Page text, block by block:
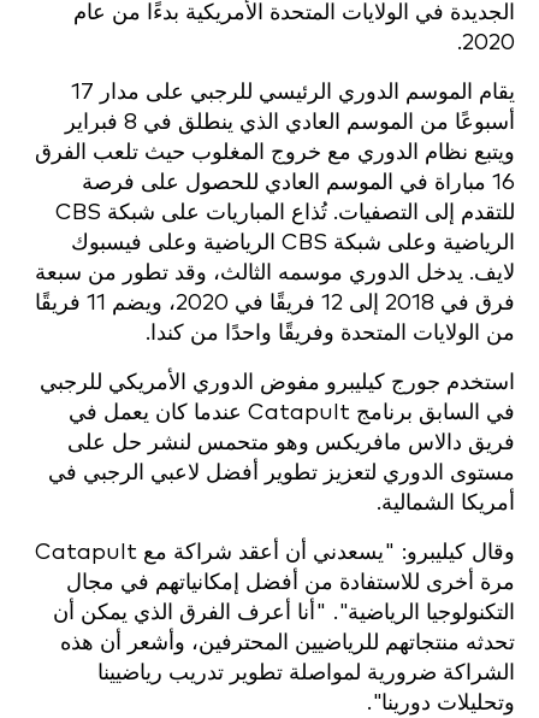
الجديدة في الولايات المتحدة الأمريكية بدءًا من عام
2020.
يقام الموسم الدوري الرئيسي للرجبي على مدار 17
أسبوعًا من الموسم العادي الذي ينطلق في 8 فبراير
ويتبع نظام الدوري مع خروج المغلوب حيث تلعب الفرق
16 مباراة في الموسم العادي للحصول على فرصة
للتقدم إلى التصفيات. تُذاع المباريات على شبكة CBS
الرياضية وعلى شبكة CBS الرياضية وعلى فيسبوك
لايف. يدخل الدوري موسمه الثالث، وقد تطور من سبعة
فرق في 2018 إلى 12 فريقًا في 2020، ويضم 11 فريقًا
من الولايات المتحدة وفريقًا واحدًا من كندا.
استخدم جورج كيليبرو مفوض الدوري الأمريكي للرجبي
في السابق برنامج Catapult عندما كان يعمل في
فريق دالاس مافريكس وهو متحمس لنشر حل على
مستوى الدوري لتعزيز تطوير أفضل لاعبي الرجبي في
أمريكا الشمالية.
وقال كيليبرو: "يسعدني أن أعقد شراكة مع Catapult
مرة أخرى للاستفادة من أفضل إمكانياتهم في مجال
التكنولوجيا الرياضية". "أنا أعرف الفرق الذي يمكن أن
تحدثه منتجاتهم للرياضيين المحترفين، وأشعر أن هذه
الشراكة ضرورية لمواصلة تطوير تدريب رياضيينا
وتحليلات دورينا".